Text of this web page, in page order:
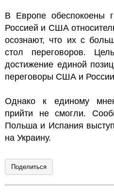
В Европе обеспокоены
Россией и США
осознают, что их с
стол переговоров.
достижение единой
переговоры США и
Однако к единому
прийти не смогли.
Польша и Испания
на Украину.
Поделиться